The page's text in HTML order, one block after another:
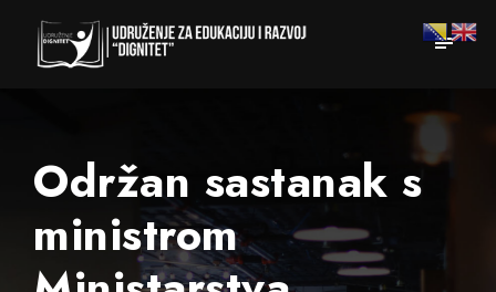
Održan sastanak s
ministrom